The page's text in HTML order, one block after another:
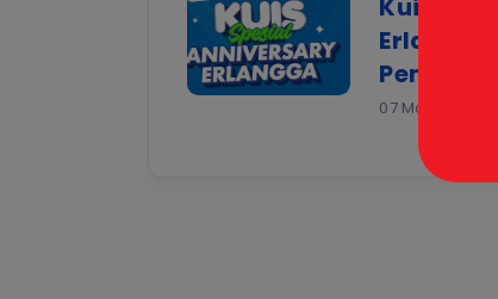
07 May 2026 |